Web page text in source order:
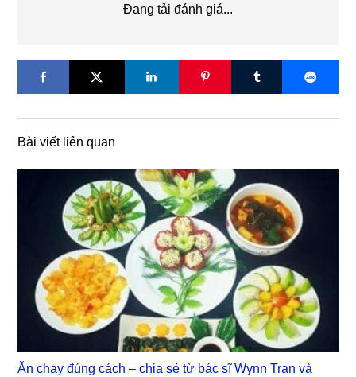
Đang tải đánh giá...
Bài viết liên quan
Ăn chay đúng cách – chia sẻ từ bác sĩ Wynn Tran và